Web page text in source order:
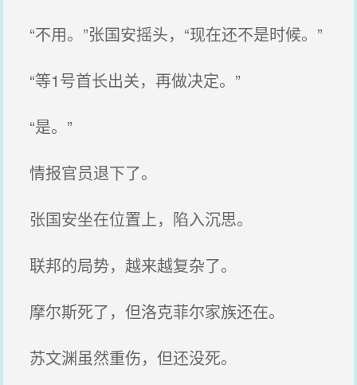
“不用。”张国安摇头，“现在还不是时候。”
“等1号首长出关，再做决定。”
“是。”
情报官员退下了。
张国安坐在位置上，陷入沉思。
联邦的局势，越来越复杂了。
摩尔斯死了，但洛克菲尔家族还在。
苏文渊虽然重伤，但还没死。